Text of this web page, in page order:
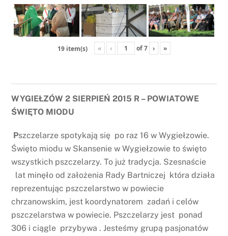
19 item(s) « ‹ of7 › »
WYGIEŁZÓW 2 SIERPIEŃ 2015 R – POWIATOWE
ŚWIĘTO MIODU
Pszczelarze spotykają się po raz 16 w Wygiełzowie.
Święto miodu w Skansenie w Wygiełzowie to święto
wszystkich pszczelarzy. To już tradycja. Szesnaście
lat minęło od założenia Rady Bartniczej która działa
reprezentując pszczelarstwo w powiecie
chrzanowskim, jest koordynatorem zadań i celów
pszczelarstwa w powiecie. Pszczelarzy jest ponad
306 i ciągle przybywa . Jesteśmy grupą pasjonatów